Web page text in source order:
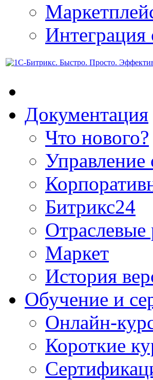
Интеграция
Документация
Что нового?
Управление
Битрикс24
Маркет
История
Обучение и
Онлайн-
Короткие